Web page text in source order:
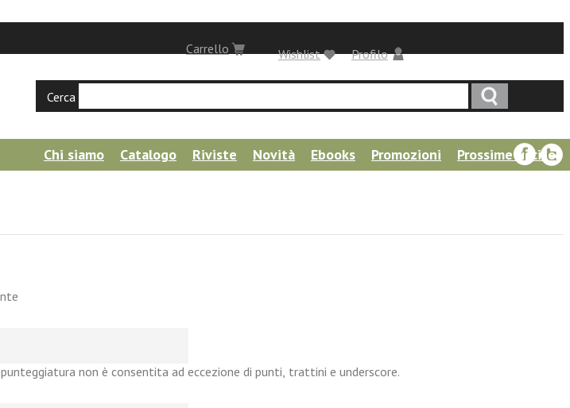
Carrello Profilo
Wishlist
Cerca
Chi siamo Catalogo Riviste Novità Ebooks Promozioni
Prossime uscite
non è consentita ad eccezione di punti, trattini e underscore.